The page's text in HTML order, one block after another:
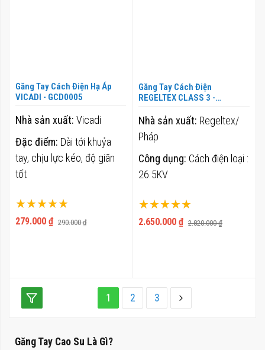
Găng Tay Cách Điện Hạ Áp
VICADI - GCD0005
Xếp hạng:
100%
279.000 ₫ 290.000 ₫
Nhà sản xuất: Vicadi
Đặc điểm: Dài tới khuỷa
tay, chịu lực kéo, độ giãn
tốt
Găng Tay Cách Điện
REGELTEX CLASS 3 -
Xếp hạng:
100%
2.650.000 ₫ 2.820.000 ₫
Nhà sản xuất: Regeltex/
Pháp
Công dụng: Cách điện loại :
26.5KV
1 2 3
Găng Tay Cao Su Là Gì?